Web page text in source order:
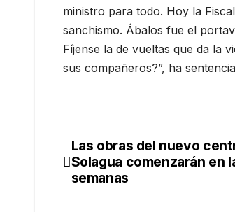
ministro para todo. Hoy la
sanchismo. Ábalos fue el
Fíjense la de vueltas que da la
sus compañeros?”, ha
Las obras del nuevo
Solagua comenzarán en
semanas